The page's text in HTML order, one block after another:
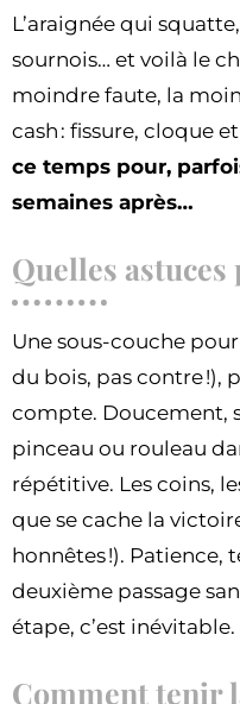
L’araignée qui
sournois… et voilà le
moindre faute, la
cash : fissure, cloque
ce temps pour,
semaines après…
Quelles astuces
Une sous-couche
du bois, pas contre !),
compte. Doucement,
pinceau ou rouleau
répétitive. Les coins,
que se cache la
honnêtes !). Patience,
deuxième passage
étape, c’est inévitable.
Comment tenir